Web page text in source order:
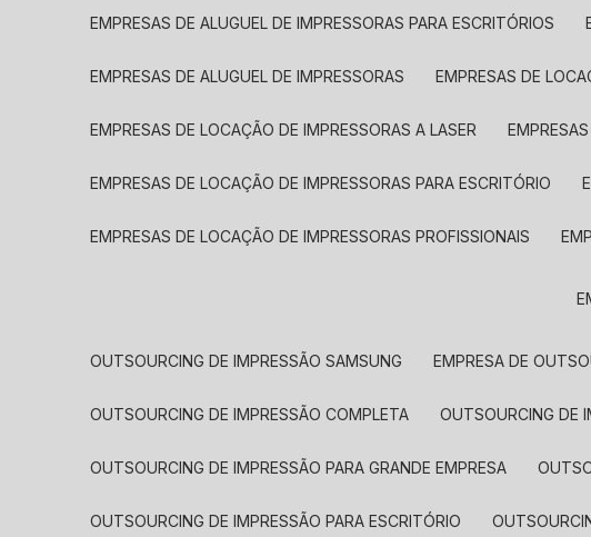
EMPRESAS DE ALUGUEL DE IMPRESSORAS PARA ESCRITÓRIOS
EMPRESAS DE ALUGUEL DE IMPRESSORAS EMPRESAS DE
EMPRESAS DE LOCAÇÃO DE IMPRESSORAS A LASER
EMPRESAS DE LOCAÇÃO DE IMPRESSORAS PARA ESCRITÓRIO
EMPRESAS DE LOCAÇÃO DE IMPRESSORAS PROFISSIONAIS
OUTSOURCING DE IMPRESSÃO SAMSUNG EMPRESA DE
OUTSOURCING DE IMPRESSÃO COMPLETA OUTSOURCING
OUTSOURCING DE IMPRESSÃO PARA GRANDE EMPRESA
OUTSOURCING DE IMPRESSÃO PARA ESCRITÓRIO